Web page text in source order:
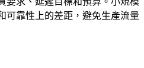
可靠性上的差距，避免生產流量